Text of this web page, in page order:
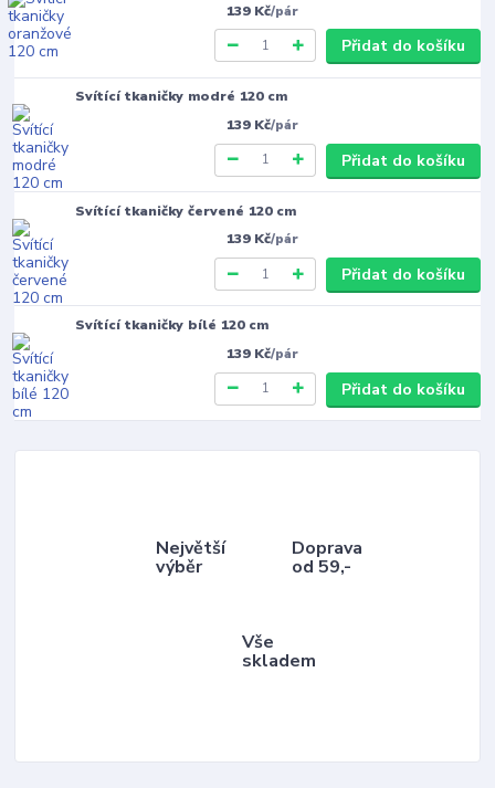
139 Kč/pár
Přidat do košíku
Svítící tkaničky modré 120 cm
139 Kč/pár
Přidat do košíku
Svítící tkaničky červené 120 cm
139 Kč/pár
Přidat do košíku
Svítící tkaničky bílé 120 cm
139 Kč/pár
Přidat do košíku
Největší
výběr
Doprava
od 59,-
Vše
skladem